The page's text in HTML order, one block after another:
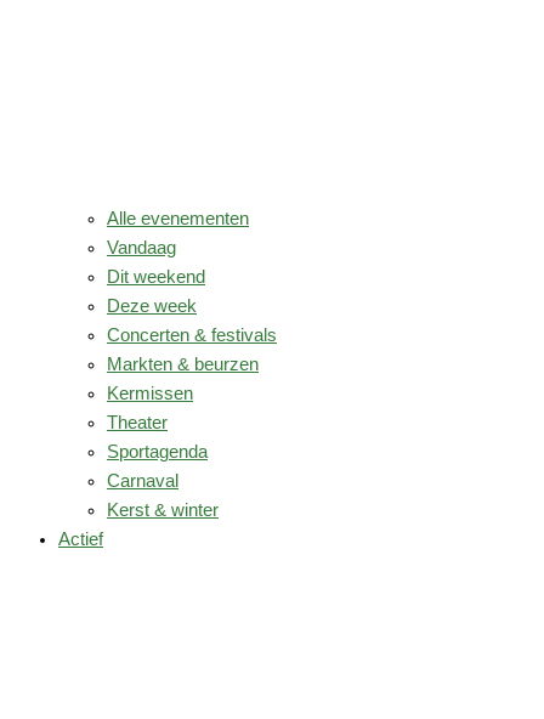
Alle evenementen
Vandaag
Dit weekend
Deze week
Concerten & festivals
Markten & beurzen
Kermissen
Theater
Sportagenda
Carnaval
Kerst & winter
Actief